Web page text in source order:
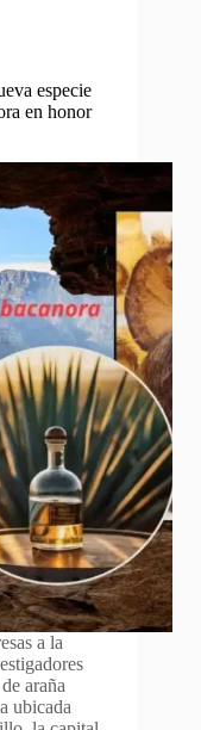
especie
en honor
a la
araña
ubicada